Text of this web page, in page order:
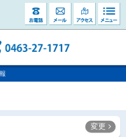
変更